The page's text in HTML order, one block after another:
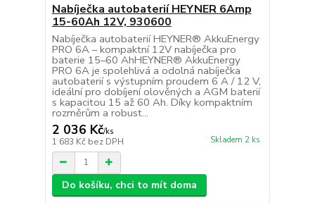
Nabíječka autobaterií HEYNER 6Amp
15-60Ah 12V, 930600
Nabíječka autobaterií HEYNER® AkkuEnergy
PRO 6A – kompaktní 12V nabíječka pro
baterie 15–60 AhHEYNER® AkkuEnergy
PRO 6A je spolehlivá a odolná nabíječka
autobaterií s výstupním proudem 6 A / 12 V,
ideální pro dobíjení olověných a AGM baterií
s kapacitou 15 až 60 Ah. Díky kompaktním
rozměrům a robust...
2 036 Kč/ks
1 683 Kč bez DPH Skladem 2 ks
Do košíku, chci to mít doma